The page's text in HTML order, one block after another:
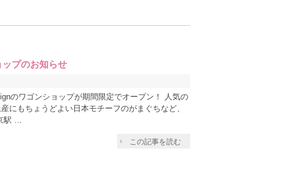
プのお知らせ
のワゴンショップが期間限定でオープン！ 人気の
にもちょうどよい日本モチーフのがまぐちなど、
駅 …
この記事を読む